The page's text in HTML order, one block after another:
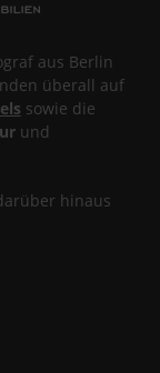
aus Berlin
überall auf
sowie die
und
hinaus